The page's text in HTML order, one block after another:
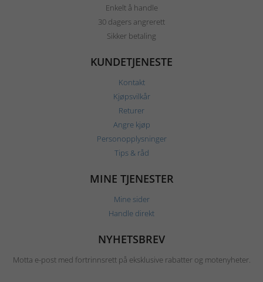
Enkelt å handle
30 dagers angrerett
Sikker betaling
KUNDETJENESTE
Kontakt
Kjøpsvilkår
Returer
Angre kjøp
Personopplysninger
Tips & råd
MINE TJENESTER
Mine sider
Handle direkt
NYHETSBREV
Motta e-post med fortrinnsrett på eksklusive rabatter og motenyheter.